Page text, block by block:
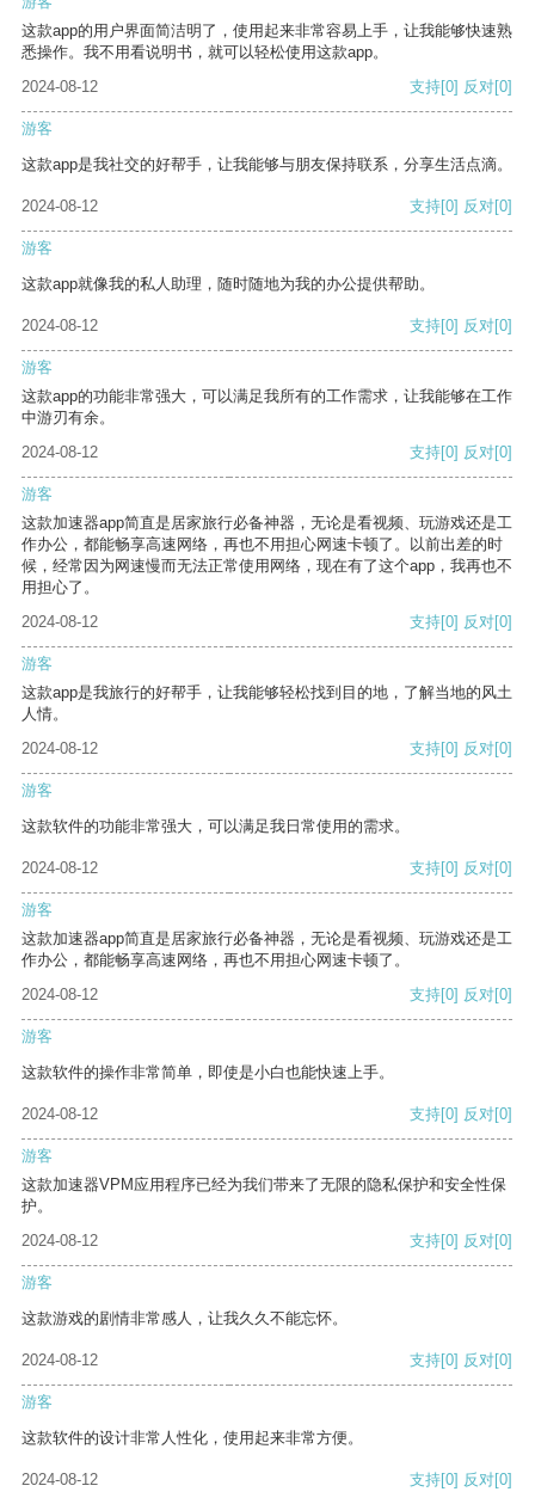
这款app的用户界面简洁明了，使用起来非常容易上手，让我能够快速熟
悉操作。我不用看说明书，就可以轻松使用这款app。
2024-08-12
支持[0] 反对[0]
游客
这款app是我社交的好帮手，让我能够与朋友保持联系，分享生活点滴。
2024-08-12 支持[0] 反对[0]
游客
这款app就像我的私人助理，随时随地为我的办公提供帮助。
2024-08-12 支持[0] 反对[0]
游客
这款app的功能非常强大，可以满足我所有的工作需求，让我能够在工作
中游刃有余。
2024-08-12
支持[0] 反对[0]
游客
这款加速器app简直是居家旅行必备神器，无论是看视频、玩游戏还是工
作办公，都能畅享高速网络，再也不用担心网速卡顿了。以前出差的时
候，经常因为网速慢而无法正常使用网络，现在有了这个app，我再也不
用担心了。
2024-08-12
支持[0] 反对[0]
游客
这款app是我旅行的好帮手，让我能够轻松找到目的地，了解当地的风土
人情。
2024-08-12
支持[0] 反对[0]
游客
这款软件的功能非常强大，可以满足我日常使用的需求。
2024-08-12 支持[0] 反对[0]
游客
这款加速器app简直是居家旅行必备神器，无论是看视频、玩游戏还是工
作办公，都能畅享高速网络，再也不用担心网速卡顿了。
2024-08-12
支持[0] 反对[0]
游客
这款软件的操作非常简单，即使是小白也能快速上手。
2024-08-12 支持[0] 反对[0]
游客
这款加速器VPM应用程序已经为我们带来了无限的隐私保护和安全性保
护。
2024-08-12
支持[0] 反对[0]
游客
这款游戏的剧情非常感人，让我久久不能忘怀。
2024-08-12 支持[0] 反对[0]
游客
这款软件的设计非常人性化，使用起来非常方便。
2024-08-12 支持[0] 反对[0]